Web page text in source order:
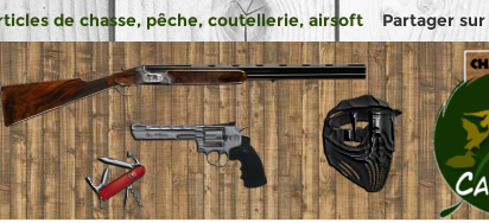
de chasse, pêche, coutellerie, airsoft Partager sur